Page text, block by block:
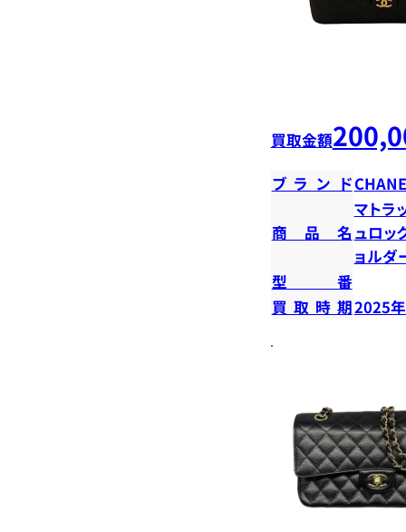
買取金額
ブランド
商品名
マトラ
ュロッ
ョルダ
型番
買取時期2025